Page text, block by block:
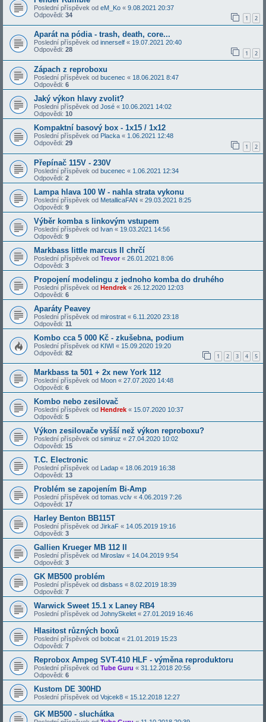
Poslední příspěvek od eM_Ko « 9.08.2021 20:37
Odpovědi: 34 1 2
Aparát na pódia - trash, death, core...
Poslední příspěvek od innerself « 19.07.2021 20:40
Odpovědi: 28 1 2
Zápach z reproboxu
Poslední příspěvek od bucenec « 18.06.2021 8:47
Odpovědi: 6
Jaký výkon hlavy zvolit?
Poslední příspěvek od José « 10.06.2021 14:02
Odpovědi: 10
Kompaktní basový box - 1x15 / 1x12
Poslední příspěvek od Placka « 1.06.2021 12:48
Odpovědi: 29 1 2
Přepínač 115V - 230V
Poslední příspěvek od bucenec « 1.06.2021 12:34
Odpovědi: 2
Lampa hlava 100 W - nahla strata vykonu
Poslední příspěvek od MetallicaFAN « 29.03.2021 8:25
Odpovědi: 9
Výběr komba s linkovým vstupem
Poslední příspěvek od Ivan « 19.03.2021 14:56
Odpovědi: 9
Markbass little marcus II chrčí
Poslední příspěvek od Trevor« 26.01.2021 8:06
Odpovědi: 3
Propojení modelingu z jednoho komba do druhého
Poslední příspěvek od Hendrek « 26.12.2020 12:03
Odpovědi: 6
Aparáty Peavey
Poslední příspěvek od mirostrat « 6.11.2020 23:18
Odpovědi: 11
Kombo cca 5 000 Kč - zkušebna, podium
Poslední příspěvek od KIWI « 15.09.2020 19:20
Odpovědi: 82 1 2 3 4 5
Markbass ta 501 + 2x new York 112
Poslední příspěvek od Moon « 27.07.2020 14:48
Odpovědi: 6
Kombo nebo zesilovač
Poslední příspěvek od Hendrek « 15.07.2020 10:37
Odpovědi: 5
Výkon zesilovače vyšší než výkon reproboxu?
Poslední příspěvek od simiruz « 27.04.2020 10:02
Odpovědi: 15
T.C. Electronic
Poslední příspěvek od Ladap « 18.06.2019 16:38
Odpovědi: 13
Problém se zapojením Bi-Amp
Poslední příspěvek od tomas.vclv « 4.06.2019 7:26
Odpovědi: 17
Harley Benton BB115T
Poslední příspěvek od JirkaF « 14.05.2019 19:16
Odpovědi: 3
Gallien Krueger MB 112 II
Poslední příspěvek od Miroslav « 14.04.2019 9:54
Odpovědi: 3
GK MB500 problém
Poslední příspěvek od disbass « 8.02.2019 18:39
Odpovědi: 7
Warwick Sweet 15.1 x Laney RB4
Poslední příspěvek od JohnySkelet « 27.01.2019 16:46
Hlasitost různých boxů
Poslední příspěvek od bobcat « 21.01.2019 15:23
Odpovědi: 7
Reprobox Ampeg SVT-410 HLF - výměna reproduktoru
Poslední příspěvek od Tube Guru « 31.12.2018 20:56
Odpovědi: 6
Kustom DE 300HD
Poslední příspěvek od Vojcek8 « 15.12.2018 12:27
GK MB500 - sluchátka